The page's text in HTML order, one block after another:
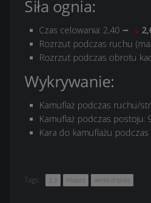
Siła ognia:
Czas celowania: 2,40 ⭢
Rozrzut podczas ruchu
Rozrzut podczas obrotu
Wykrywanie:
Kamuflaż podczas ruchu/
Kamuflaż podczas postoju:
Kara do kamuflażu
Tags: 2.3 Husarz world of tanks